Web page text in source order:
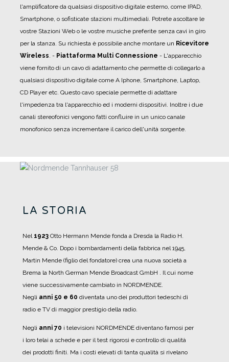
l'amplificatore da qualsiasi dispositivo digitale esterno, come IPAD,
Smartphone, o sofisticate stazioni multimediali. Potrete ascoltare le
vostre Stazioni Web o le vostre musiche preferite senza cavi in giro
per la stanza. Su richiesta è possibile anche montare un Ricevitore
Wireless - Piattaforma Multi Connessione - L'apparecchio
viene fornito di un cavo di adattamento che permette di collegarlo a
qualsiasi dispositivo digitale come A Iphone, Smartphone, Laptop,
CD Player etc. Questo cavo speciale permette di adattare
l'impedenza tra l'apparecchio ed i moderni dispositivi. Inoltre i due
canali stereofonici vengono fatti confluire in un unico canale
monofonico senza incrementare il carico dell'unità sorgente.
LA STORIA
Nel 1923 Otto Hermann Mende fonda a Dresda la Radio H.
Mende & Co. Dopo i bombardamenti della fabbrica nel 1945,
Martin Mende (figlio del fondatore) crea una nuova società a
Brema la North German Mende Broadcast GmbH . Il cui nome
viene successivamente cambiato in NORDMENDE.
Negli anni 50 e 60 diventata uno dei produttori tedeschi di
radio e TV di maggior prestigio della radio.
Negli anni 70 i televisioni NORDMENDE diventano famosi per
i loro telai a schede e per il test rigorosi e controllo di qualità
dei prodotti finiti. Ma i costi elevati di tanta qualità si rivelano